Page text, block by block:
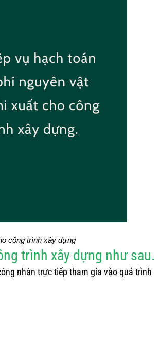
công trình xây dựng
trình xây dựng như sau.
nhân trực tiếp tham gia vào quá trình